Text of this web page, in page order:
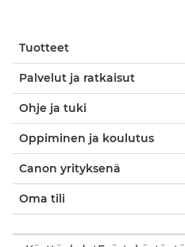
Tuotteet
Palvelut ja ratkaisut
Ohje ja tuki
Oppiminen ja koulutus
Canon yrityksenä
Oma tili